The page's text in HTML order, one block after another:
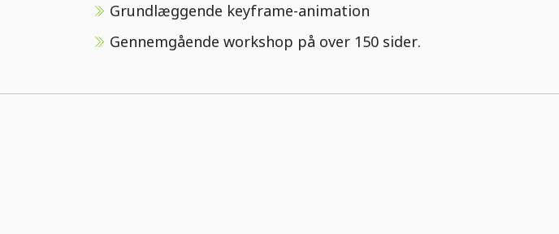
Grundlæggende keyframe-animation
Gennemgående workshop på over 150 sider.